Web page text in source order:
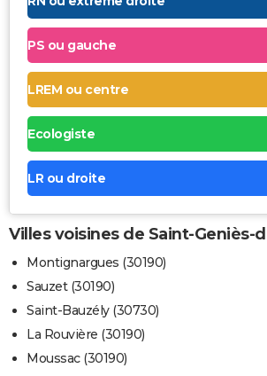
PS ou gauche
LREM ou centre
Ecologiste
LR ou droite
Villes voisines de Saint-Geniès-
Montignargues (30190)
Sauzet (30190)
Saint-Bauzély (30730)
La Rouvière (30190)
Moussac (30190)